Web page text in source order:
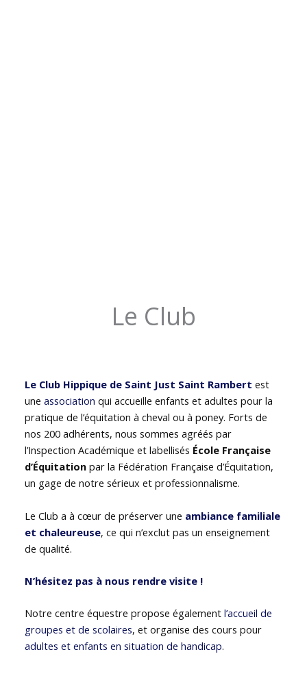
Le Club
Le Club Hippique de Saint Just Saint Rambert est
uneassociation qui accueille enfants et adultes pour la
pratique de l’équitation à cheval ou à poney. Forts de
nos 200 adhérents, nous sommes agréés par
l’Inspection Académique et labellisés École Française
d’Équitation par la Fédération Française d’Équitation,
un gage de notre sérieux et professionnalisme.
Le Club a à cœur de préserver une ambiance familiale
et chaleureuse, ce qui n’exclut pas un enseignement
de qualité.
N’hésitez pas à nous rendre visite !
Notre centre équestre propose égalementl’accueil de
groupes et de scolaires, et organise des cours pour
adultes et enfants en situation de handicap.